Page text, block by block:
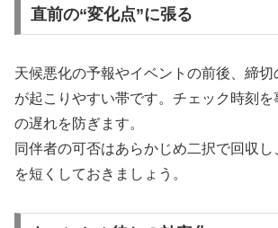
直前の“変化点”に張る
天候悪化の予報やイベントの前後、締
が起こりやすい帯です。チェック時刻
の遅れを防ぎます。
同伴者の可否はあらかじめ二択で回収
を短くしておきましょう。